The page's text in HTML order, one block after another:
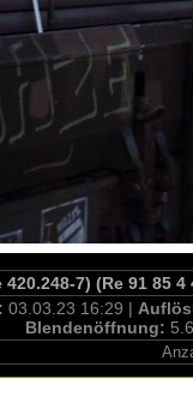
420.248-7) (Re 91 85
03.03.23 16:29 |
Blendenöffnung: